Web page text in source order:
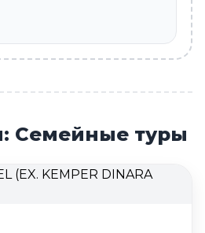
Семейные туры